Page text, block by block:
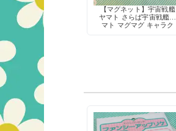
【マグネット】宇宙戦艦
ヤマト さらば宇宙戦艦ヤ
マト マグマグ キャラク